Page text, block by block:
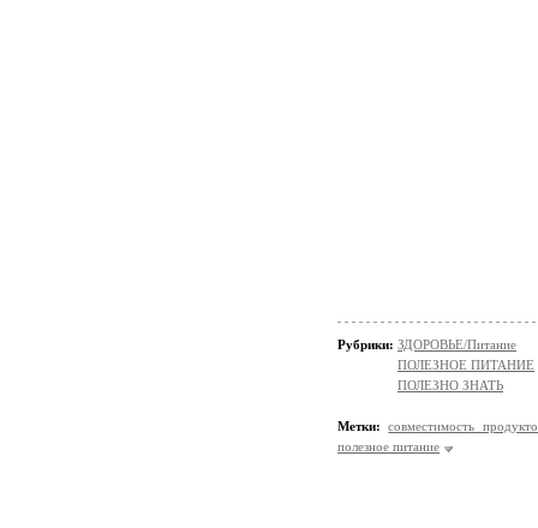
Рубрики: ЗДОРОВЬЕ/Питание
ПОЛЕЗНОЕ ПИТАНИЕ
ПОЛЕЗНО ЗНАТЬ
Метки:
совместимость
полезное питание